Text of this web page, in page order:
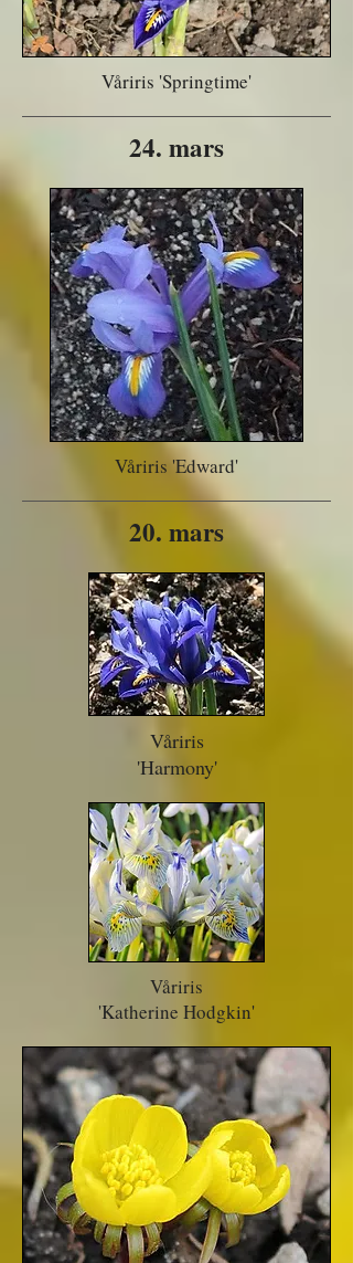
Våriris 'Springtime'
24. mars
Våriris 'Edward'
20. mars
Våriris
'Harmony'
Våriris
'Katherine Hodgkin'